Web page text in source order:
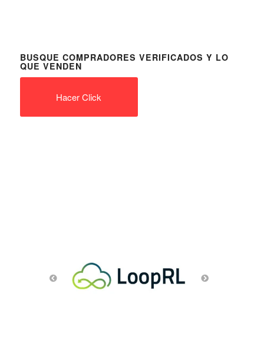
BUSQUE COMPRADORES VERIFICADOS Y LO
QUE VENDEN
Hacer Click